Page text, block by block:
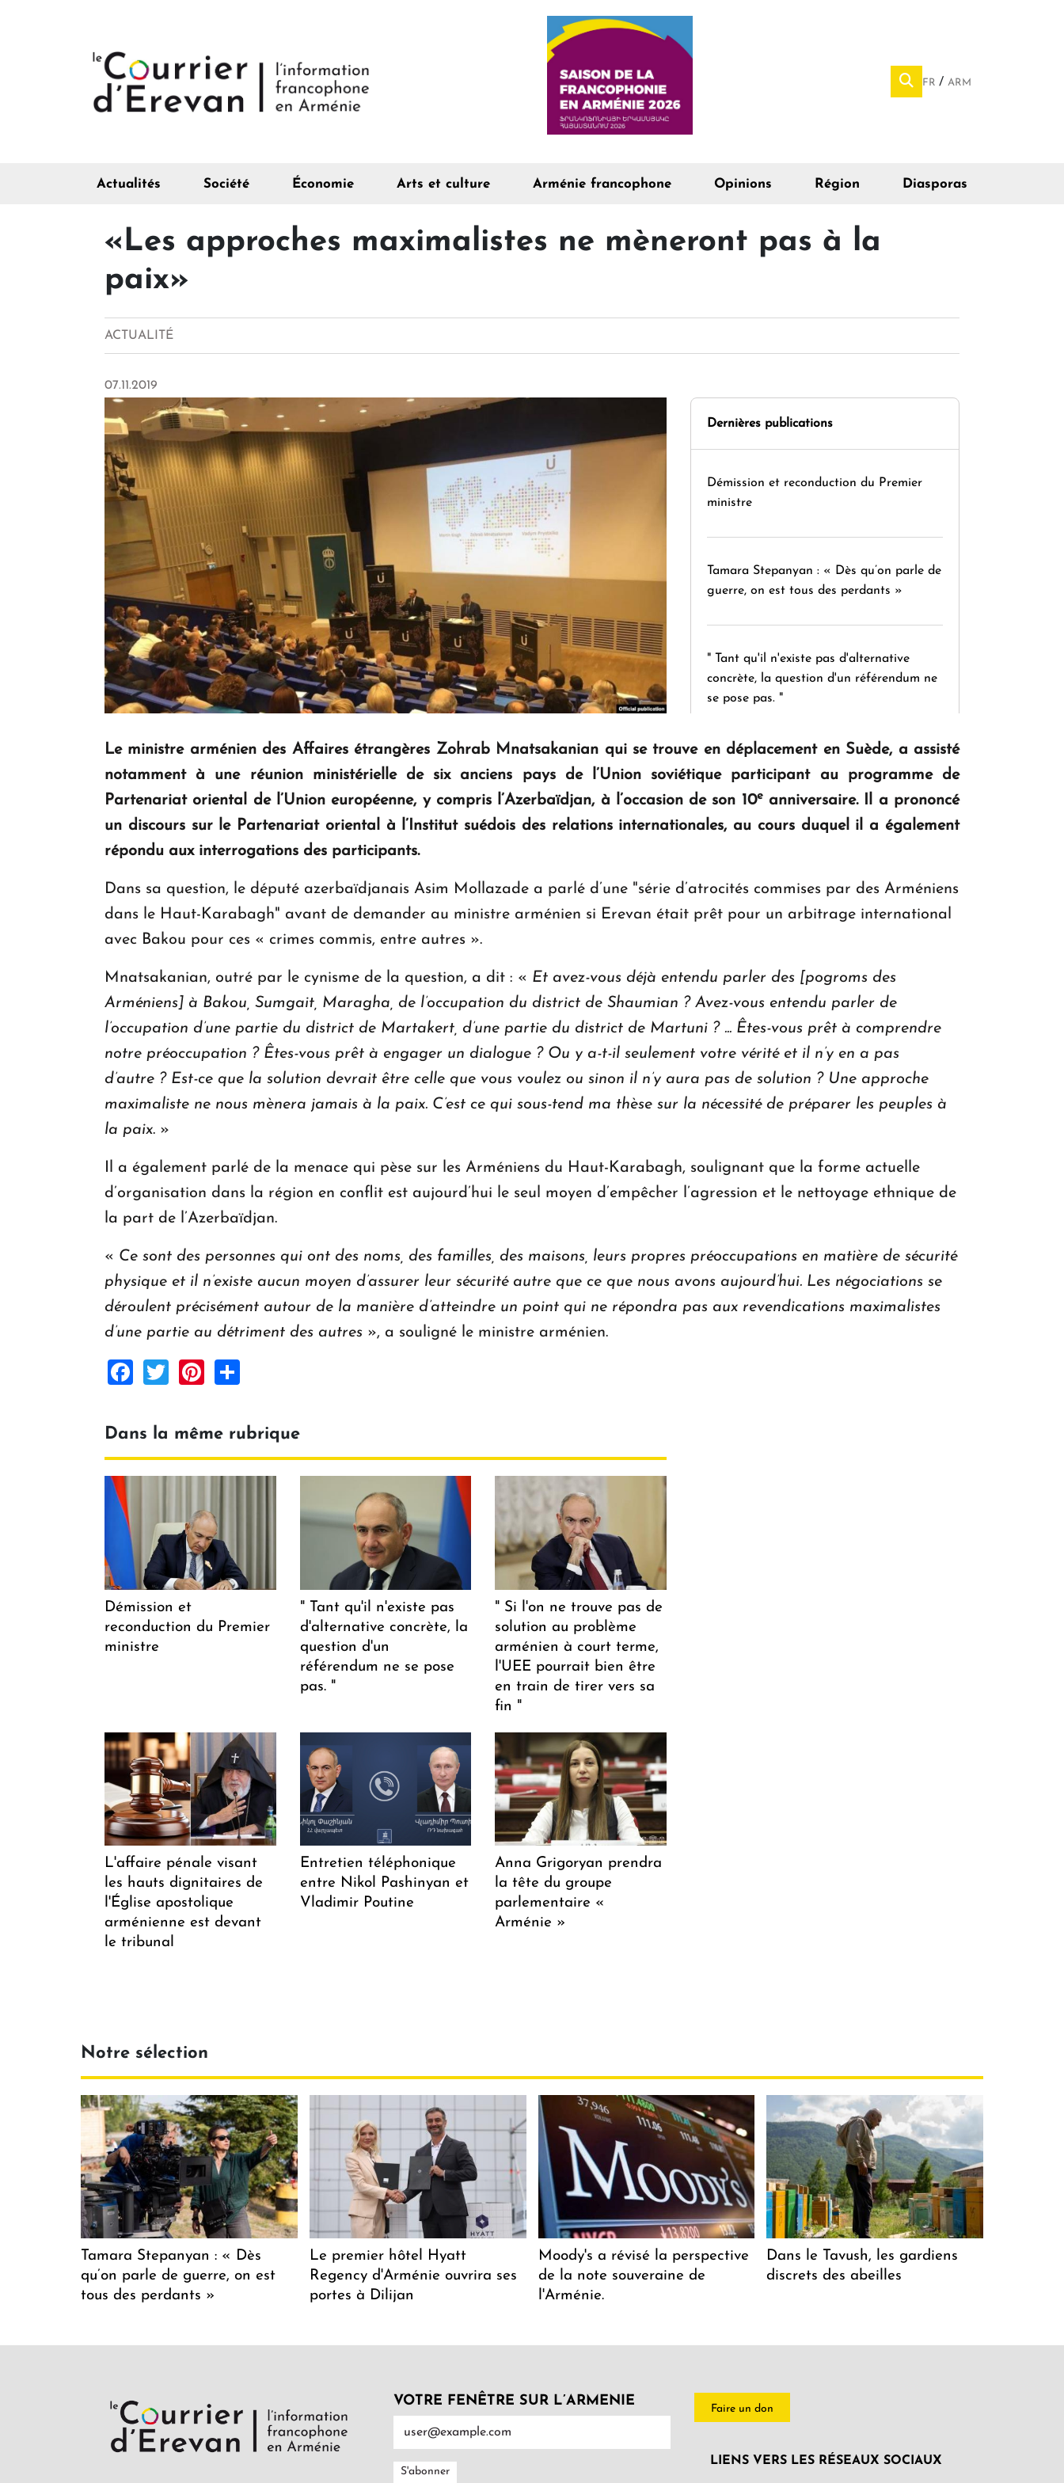
FR ARM
Actualités Société Économie Arts et culture Arménie francophone Opinions Région Diasporas
«Les approches maximalistes ne mèneront pas à la
paix»
ACTUALITÉ
07.11.2019
Dernières publications
Démission et reconduction du Premier
ministre
Tamara Stepanyan : « Dès qu’on parle de
guerre, on est tous des perdants »
" Tant qu'il n'existe pas d'alternative
concrète, la question d'un référendum ne
se pose pas. "
KASA : 30 ans d'audace, de résilience et
d'avenir en Arménie
Le ministre arménien des Affaires étrangères Zohrab Mnatsakanian qui se trouve en déplacement en Suède, a assisté
notamment à une réunion ministérielle de six anciens pays de l’Union soviétique participant au programme de
Partenariat oriental de l’Union européenne, y compris l’Azerbaïdjan, à l’occasion de son 10eanniversaire. Il a prononcé
un discours sur le Partenariat oriental à l’Institut suédois des relations internationales, au cours duquel il a également
répondu aux interrogations des participants.
Dans sa question, le député azerbaïdjanais Asim Mollazade a parlé d’une "série d’atrocités commises par des Arméniens
dans le Haut-Karabagh" avant de demander au ministre arménien si Erevan était prêt pour un arbitrage international
avec Bakou pour ces « crimes commis, entre autres ».
Mnatsakanian, outré par le cynisme de la question, a dit : « Et avez-vous déjà entendu parler des [pogroms des
Arméniens] à Bakou, Sumgait, Maragha, de l’occupation du district de Shaumian ? Avez-vous entendu parler de
l’occupation d’une partie du district de Martakert, d’une partie du district de Martuni ? ... Êtes-vous prêt à comprendre
notre préoccupation ? Êtes-vous prêt à engager un dialogue ? Ou y a-t-il seulement votre vérité et il n’y en a pas
d’autre ? Est-ce que la solution devrait être celle que vous voulez ou sinon il n’y aura pas de solution ? Une approche
maximaliste ne nous mènera jamais à la paix. C’est ce qui sous-tend ma thèse sur la nécessité de préparer les peuples à
la paix. »
Il a également parlé de la menace qui pèse sur les Arméniens du Haut-Karabagh, soulignant que la forme actuelle
d’organisation dans la région en conflit est aujourd’hui le seul moyen d’empêcher l’agression et le nettoyage ethnique de
la part de l’Azerbaïdjan.
« Ce sont des personnes qui ont des noms, des familles, des maisons, leurs propres préoccupations en matière de sécurité
physique et il n’existe aucun moyen d’assurer leur sécurité autre que ce que nous avons aujourd’hui. Les négociations se
déroulent précisément autour de la manière d’atteindre un point qui ne répondra pas aux revendications maximalistes
d’une partie au détriment des autres », a souligné le ministre arménien.
Facebook
TwitterPinterest
Dans la même rubrique
Démission et
reconduction du Premier
ministre
" Tant qu'il n'existe pas
d'alternative concrète, la
question d'un
référendum ne se pose
pas. "
" Si l'on ne trouve pas de
solution au problème
arménien à court terme,
l'UEE pourrait bien être
en train de tirer vers sa
fin "
L'affaire pénale visant
les hauts dignitaires de
l'Église apostolique
arménienne est devant
le tribunal
Entretien téléphonique
entre Nikol Pashinyan et
Vladimir Poutine
Anna Grigoryan prendra
la tête du groupe
parlementaire «
Arménie »
Notre sélection
Tamara Stepanyan : « Dès
qu’on parle de guerre, on est
tous des perdants »
Le premier hôtel Hyatt
Regency d'Arménie ouvrira ses
portes à Dilijan
Moody's a révisé la perspective
de la note souveraine de
l'Arménie.
Dans le Tavush, les gardiens
discrets des abeilles
VOTRE FENÊTRE SUR L’ARMENIE
Faire un don
LIENS VERS LES RÉSEAUX SOCIAUX